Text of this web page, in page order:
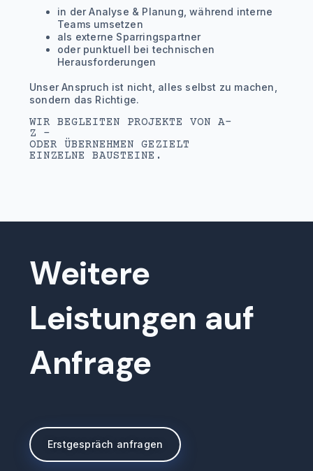
in der Analyse & Planung, während interne
Teams umsetzen
als externe Sparringspartner
oder punktuell bei technischen
Herausforderungen
Unser Anspruch ist nicht, alles selbst zu machen,
sondern das Richtige.
WIR BEGLEITEN PROJEKTE VON A–
Z –
ODER ÜBERNEHMEN GEZIELT
EINZELNE BAUSTEINE.
Weitere
Leistungen auf
Anfrage
Erstgespräch anfragen